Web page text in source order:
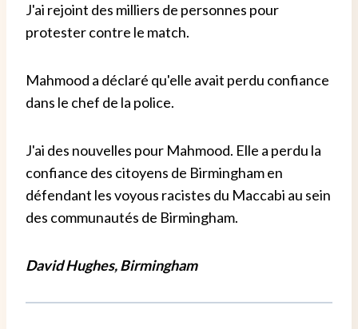
J'ai rejoint des milliers de personnes pour
protester contre le match.
Mahmood a déclaré qu'elle avait perdu confiance
dans le chef de la police.
J'ai des nouvelles pour Mahmood. Elle a perdu la
confiance des citoyens de Birmingham en
défendant les voyous racistes du Maccabi au sein
des communautés de Birmingham.
David Hughes, Birmingham